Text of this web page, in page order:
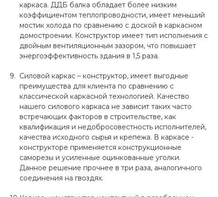
каркаса. ДДБ балка обладает более низким
коэффициентом теплопроводности, имеет меньший
мостик холода по сравнению с доской в каркасном
домостроении. Конструктор имеет тип исполнения с
двойным вентиляционным зазором, что повышает
энергоэффективность здания в 1,5 раза.
Силовой каркас – конструктор, имеет выгодные
преимущества для клиента по сравнению с
классической каркасной технологией. Качество
нашего силового каркаса не зависит таких часто
встречающих факторов в строительстве, как
квалификация и недобросовестность исполнителей,
качества исходного сырья и крепежа. В каркасе -
конструкторе применяется конструкционные
саморезы и усиленные оцинкованные уголки.
Данное решение прочнее в три раза, аналогичного
соединения на гвоздях.